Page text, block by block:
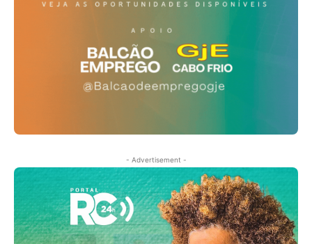
- Advertisement -